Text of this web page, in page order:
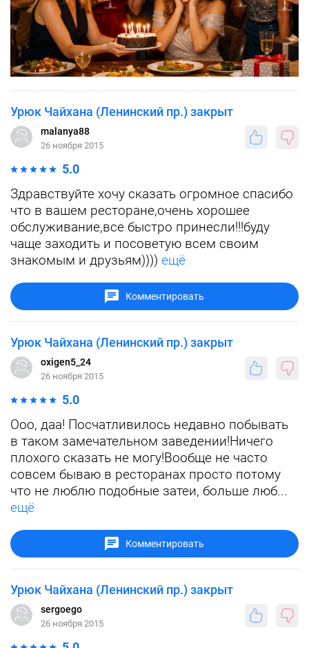
Урюк Чайхана (Ленинский пр.) закрыт
malanya88
26 ноября 2015
5.0
Здравствуйте хочу сказать огромное спасибо
что в вашем ресторане,очень хорошее
обслуживание,все быстро принесли!!!буду
чаще заходить и посоветую всем своим
знакомым и друзьям)))) ещё
Комментировать
Урюк Чайхана (Ленинский пр.) закрыт
oxigen5_24
26 ноября 2015
5.0
Ооо, даа! Посчатливилось недавно побывать
в таком замечательном заведении!Ничего
плохого сказать не могу!Вообще не часто
совсем бываю в ресторанах просто потому
что не люблю подобные затеи, больше люб...
ещё
Комментировать
Урюк Чайхана (Ленинский пр.) закрыт
sergoego
26 ноября 2015